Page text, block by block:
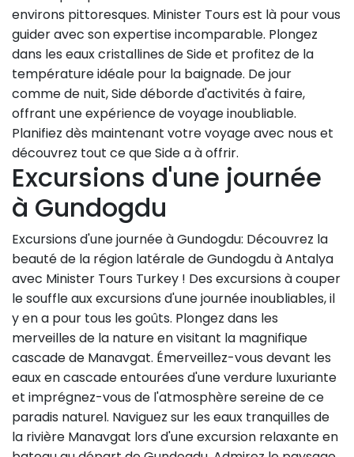
environs pittoresques. Minister Tours est là pour vous
guider avec son expertise incomparable. Plongez
dans les eaux cristallines de Side et profitez de la
température idéale pour la baignade. De jour
comme de nuit, Side déborde d'activités à faire,
offrant une expérience de voyage inoubliable.
Planifiez dès maintenant votre voyage avec nous et
découvrez tout ce que Side a à offrir.
Excursions d'une journée
à Gundogdu
Excursions d'une journée à Gundogdu: Découvrez la
beauté de la région latérale de Gundogdu à Antalya
avec Minister Tours Turkey ! Des excursions à couper
le souffle aux excursions d'une journée inoubliables, il
y en a pour tous les goûts. Plongez dans les
merveilles de la nature en visitant la magnifique
cascade de Manavgat. Émerveillez-vous devant les
eaux en cascade entourées d'une verdure luxuriante
et imprégnez-vous de l'atmosphère sereine de ce
paradis naturel. Naviguez sur les eaux tranquilles de
la rivière Manavgat lors d'une excursion relaxante en